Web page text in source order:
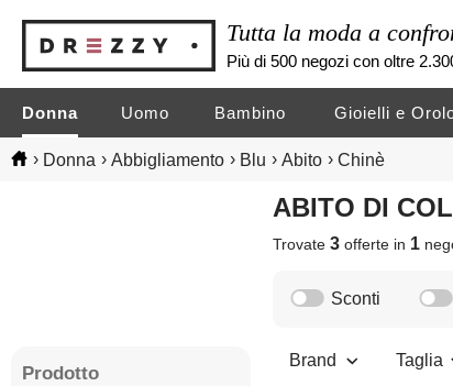
Tutta la moda a
Più di 500 negozi con oltre
Donna Uomo Bambino Gioielli e
› Donna › Abbigliamento › Blu › Abito › Chinè
ABITO DI
Trovate3 offerte in 1
Prodotto
Sconti
Brand Taglia